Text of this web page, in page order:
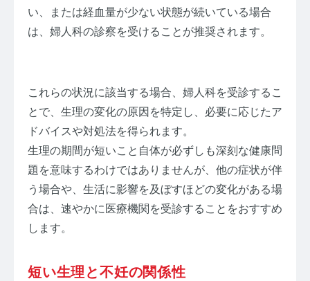
い、または経血量が少ない状態が続いている場合
は、婦人科の診察を受けることが推奨されます。
これらの状況に該当する場合、婦人科を受診するこ
とで、生理の変化の原因を特定し、必要に応じたア
ドバイスや対処法を得られます。
生理の期間が短いこと自体が必ずしも深刻な健康問
題を意味するわけではありませんが、他の症状が伴
う場合や、生活に影響を及ぼすほどの変化がある場
合は、速やかに医療機関を受診することをおすすめ
します。
短い生理と不妊の関係性